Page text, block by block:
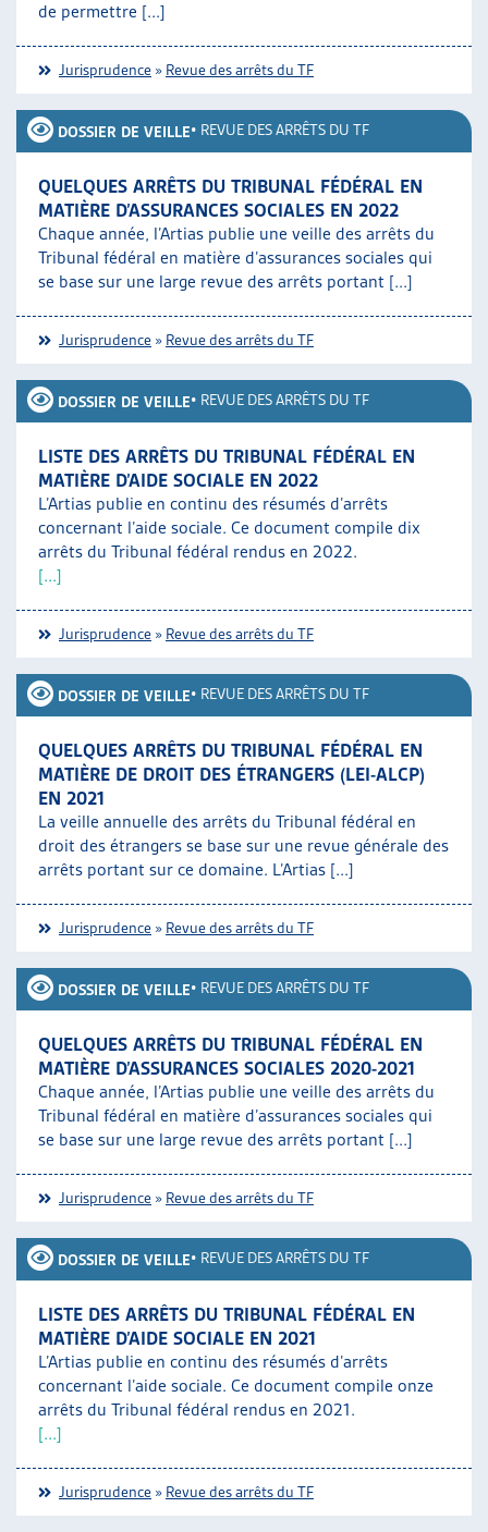
de permettre [...]
Jurisprudence » Revue des arrêts du TF
DOSSIER DE VEILLE• REVUE DES ARRÊTS DU TF
QUELQUES ARRÊTS DU TRIBUNAL FÉDÉRAL EN
MATIÈRE D’ASSURANCES SOCIALES EN 2022
Chaque année, l’Artias publie une veille des arrêts du
Tribunal fédéral en matière d’assurances sociales qui
se base sur une large revue des arrêts portant [...]
Jurisprudence » Revue des arrêts du TF
DOSSIER DE VEILLE• REVUE DES ARRÊTS DU TF
LISTE DES ARRÊTS DU TRIBUNAL FÉDÉRAL EN
MATIÈRE D’AIDE SOCIALE EN 2022
L’Artias publie en continu des résumés d’arrêts
concernant l’aide sociale. Ce document compile dix
arrêts du Tribunal fédéral rendus en 2022.
[...]
Jurisprudence » Revue des arrêts du TF
DOSSIER DE VEILLE• REVUE DES ARRÊTS DU TF
QUELQUES ARRÊTS DU TRIBUNAL FÉDÉRAL EN
MATIÈRE DE DROIT DES ÉTRANGERS (LEI-ALCP)
EN 2021
La veille annuelle des arrêts du Tribunal fédéral en
droit des étrangers se base sur une revue générale des
arrêts portant sur ce domaine. L’Artias [...]
Jurisprudence » Revue des arrêts du TF
DOSSIER DE VEILLE• REVUE DES ARRÊTS DU TF
QUELQUES ARRÊTS DU TRIBUNAL FÉDÉRAL EN
MATIÈRE D’ASSURANCES SOCIALES 2020-2021
Chaque année, l’Artias publie une veille des arrêts du
Tribunal fédéral en matière d’assurances sociales qui
se base sur une large revue des arrêts portant [...]
Jurisprudence » Revue des arrêts du TF
DOSSIER DE VEILLE• REVUE DES ARRÊTS DU TF
LISTE DES ARRÊTS DU TRIBUNAL FÉDÉRAL EN
MATIÈRE D’AIDE SOCIALE EN 2021
L’Artias publie en continu des résumés d’arrêts
concernant l’aide sociale. Ce document compile onze
arrêts du Tribunal fédéral rendus en 2021.
[...]
Jurisprudence » Revue des arrêts du TF